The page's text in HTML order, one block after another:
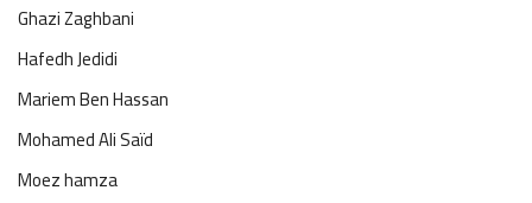
Ghazi Zaghbani
Hafedh Jedidi
Mariem Ben Hassan
Mohamed Ali Saïd
Moez hamza